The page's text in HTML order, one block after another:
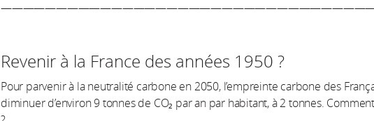
Revenir à la France des années 1950 ?
Pour parvenir à la neutralité carbone en 2050, l’empreinte carbone des
diminuer d’environ 9 tonnes de CO₂ par an par habitant, à 2 tonnes.